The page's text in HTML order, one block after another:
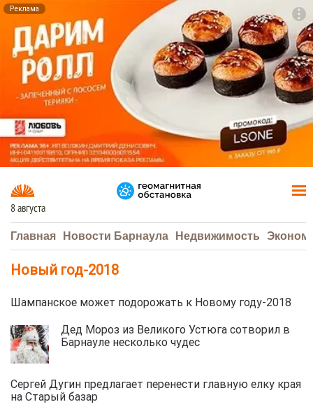
Реклама
8 августа
Главная Новости Барнаула Недвижимость
Новый год-2018
Шампанское может подорожать к Новому году-2018
Дед Мороз из Великого Устюга сотворил в
Барнауле несколько чудес
Сергей Дугин предлагает перенести главную елку края
на Старый базар